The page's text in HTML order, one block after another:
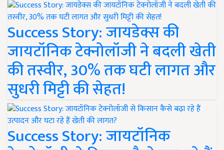
Success Story: जायडेक्स की
जायटॉनिक टेक्नोलॉजी ने बदली खेती
की तस्वीर, 30% तक घटी लागत और
सुधरी मिट्टी की सेहत!
Success Story: जायटॉनिक